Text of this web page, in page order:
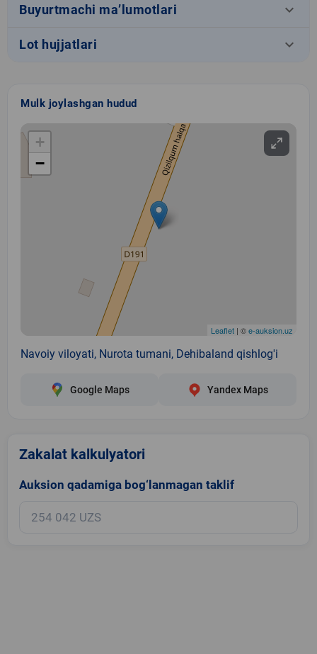
Buyurtmachi ma’lumotlari keyboard_arrow_down
Lot hujjatlari keyboard_arrow_down
Mulk joylashgan hudud
+
−
Leaflet | ©e-auksion.uz
Navoiy viloyati, Nurota tumani, Dehibaland qishlog'i
Google Maps Yandex Maps
Zakalat kalkulyatori
Auksion qadamiga bog‘lanmagan taklif